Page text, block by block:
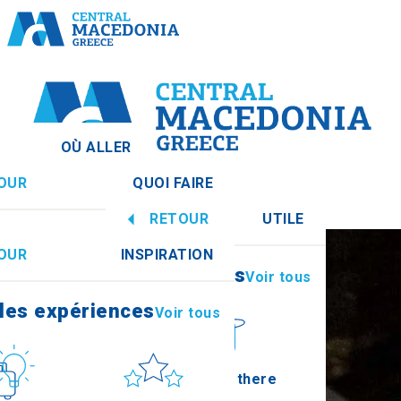
OÙ ALLER
Imathia
QUOI FAIRE
RETOUR UTILE
InformationsVoir tous
How to get there
INSPIRATION
expériencesVoir tous